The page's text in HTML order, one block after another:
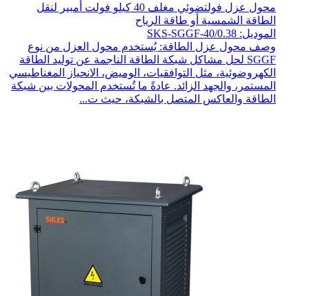
محول عزل فولتضوئي مغلف 40 كيلو فولت أمبير لنقل
الطاقة الشمسية أو طاقة الرياح
الموديل: SKS-SGGF-40/0.38
وصف محول عزل الطاقة: يُستخدم محول العزل من نوع
SGGF لحل مشاكل شبكة الطاقة الناجمة عن توليد الطاقة
الكهروضوئية، مثل التوافقيات، الوميض، الانحياز المغناطيسي
المستمر، والجهد الزائد. عادةً ما تُستخدم المحولات بين شبكة
الطاقة والعاكس المتصل بالشبكة، حيث ت...